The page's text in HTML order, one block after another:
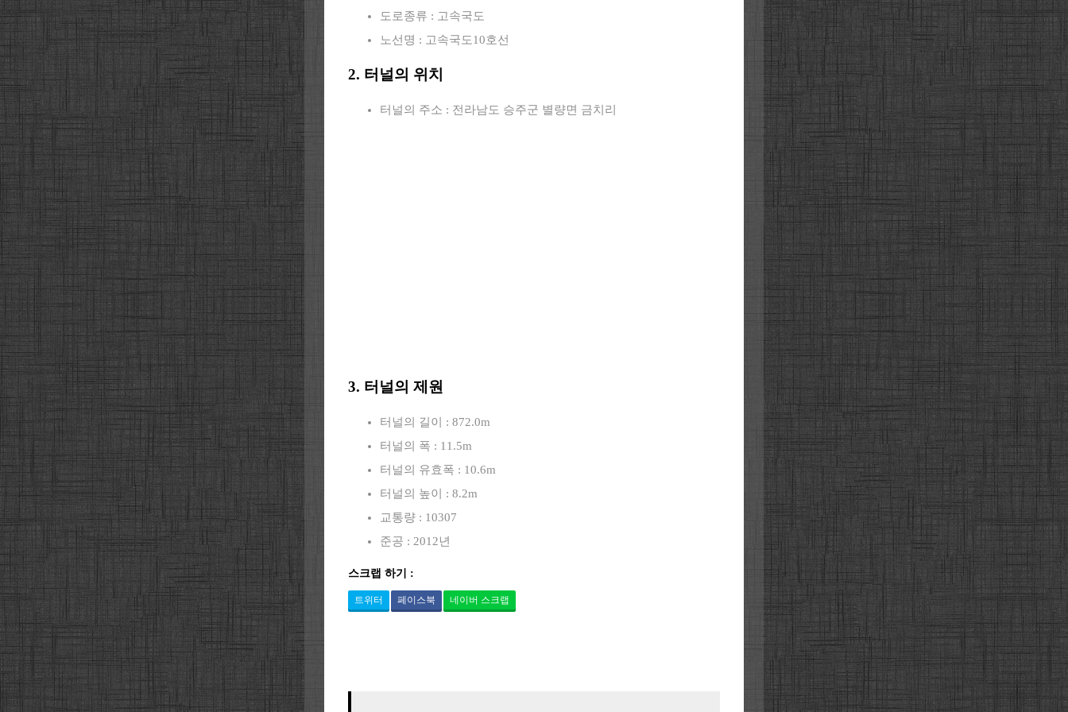
도로종류 : 고속국도
노선명 : 고속국도10호선
2. 터널의 위치
터널의 주소 : 전라남도 승주군 별량면 금치리
3. 터널의 제원
터널의 길이 : 872.0m
터널의 폭 : 11.5m
터널의 유효폭 : 10.6m
터널의 높이 : 8.2m
교통량 : 10307
준공 : 2012년
스크랩 하기 :
트위터 페이스북 네이버 스크랩